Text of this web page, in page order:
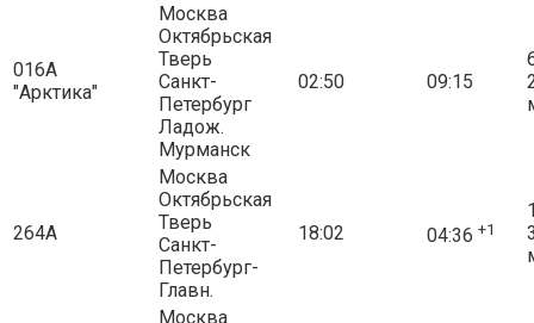
016А
"Арктика"
Москва
Октябрьская
Тверь
Санкт-
Петербург
Ладож.
Мурманск
02:50 09:15
264А
Москва
Октябрьская
Тверь
Санкт-
Петербург-
Главн.
18:02 04:36 +1
Москва